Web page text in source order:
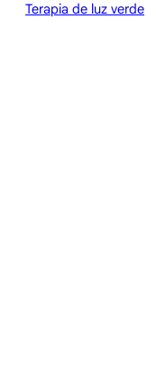
Terapia de luz verde